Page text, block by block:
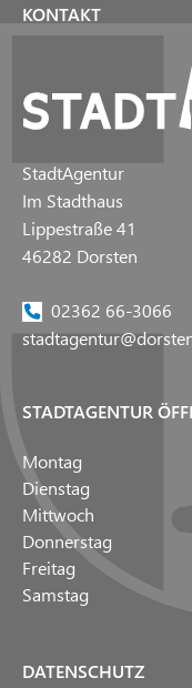
KONTAKT
StadtAgentur
Im Stadthaus
Lippestraße 41
46282 Dorsten
02362 66-3066
STADTAGENTUR
Montag
Dienstag
Mittwoch
Donnerstag
Freitag
Samstag
DATENSCHUTZ